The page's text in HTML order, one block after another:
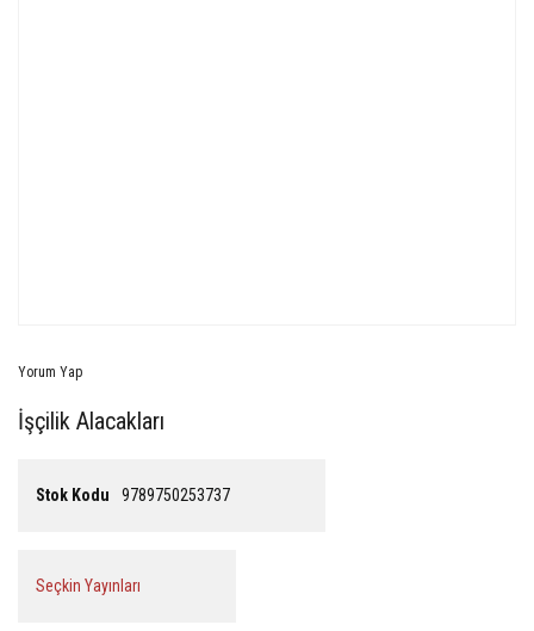
Yorum Yap
İşçilik Alacakları
Stok Kodu 9789750253737
Seçkin Yayınları